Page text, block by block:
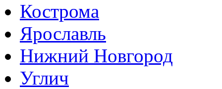
Кострома
Ярославль
Нижний Новгород
Углич